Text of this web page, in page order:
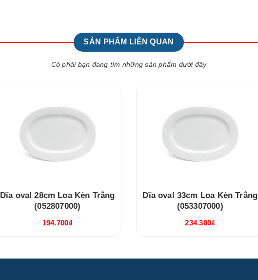
SẢN PHẨM LIÊN QUAN
Có phải bạn đang tìm những sản phẩm dưới đây
Dĩa oval 28cm Loa Kèn Trắng
(052807000)
194.700₫
Dĩa oval 33cm Loa Kèn Trắng
(053307000)
234.300₫